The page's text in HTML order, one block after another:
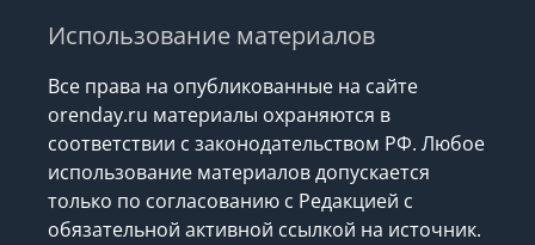
Использование материалов
Все права на опубликованные на сайте
orenday.ru материалы охраняются в
соответствии с законодательством РФ. Любое
использование материалов допускается
только по согласованию с Редакцией с
обязательной активной ссылкой на источник.